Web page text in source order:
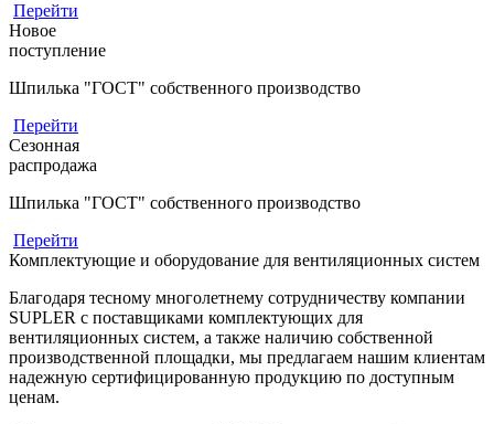
Перейти
Новое
поступление
Шпилька "ГОСТ" собственного производство
Перейти
Сезонная
распродажа
Шпилька "ГОСТ" собственного производство
Перейти
Комплектующие и оборудование для вентиляционных систем
Благодаря тесному многолетнему сотрудничеству компании
SUPLER с поставщиками комплектующих для
вентиляционных систем, а также наличию собственной
производственной площадки, мы предлагаем нашим клиентам
надежную сертифицированную продукцию по доступным
ценам.